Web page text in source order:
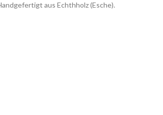
aus Echthholz (Esche).